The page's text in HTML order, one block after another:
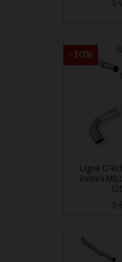
Ligne
Valves
-10%